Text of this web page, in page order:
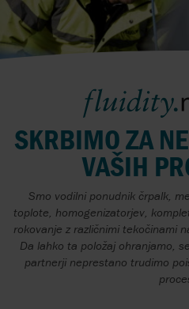
SKRBIMO ZA
VAŠIH
Smo vodilni ponudnik črpalk,
toplote, homogenizatorjev,
rokovanje z različnimi tekočinami
Da lahko ta položaj ohranjamo,
partnerji neprestano trudimo